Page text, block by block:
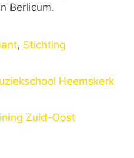
Berlicum.
, Stichting
Heemskerk
Zuid-Oost